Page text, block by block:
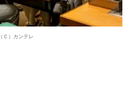
（Ｃ）カンテレ